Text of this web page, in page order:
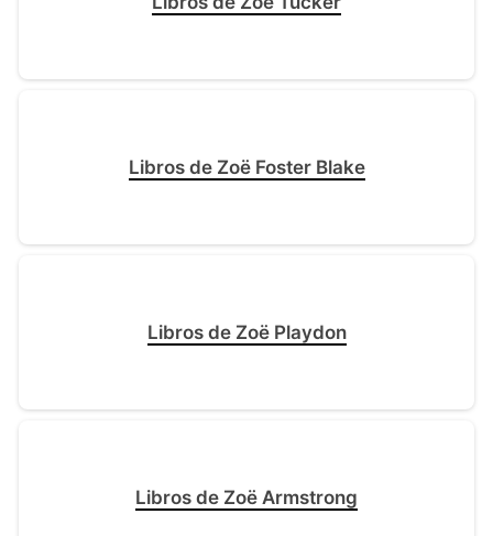
Libros de Zoë Foster Blake
Libros de Zoë Playdon
Libros de Zoë Armstrong